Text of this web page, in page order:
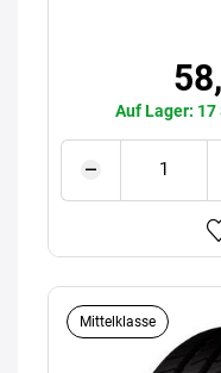
Auf Lager:
Mittelklasse